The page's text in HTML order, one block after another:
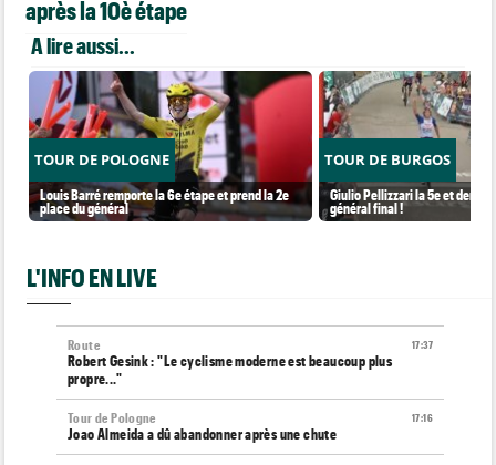
après la 10è étape
A lire aussi...
TOUR DE POLOGNE
Louis Barré remporte la 6e étape et prend la 2e
place du général
TOUR DE BURGOS
Giulio Pellizzari la 5e et
général final !
L'INFO EN LIVE
17:37
Route
Robert Gesink : "Le cyclisme moderne est beaucoup plus
propre..."
17:16
Tour de Pologne
Joao Almeida a dû abandonner après une chute